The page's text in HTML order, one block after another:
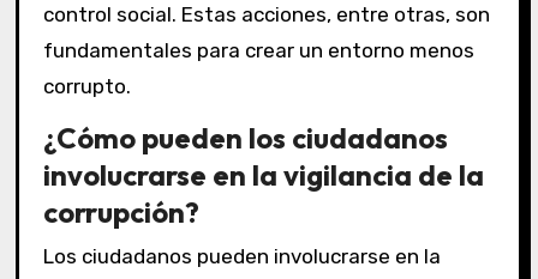
control social. Estas acciones, entre otras, son
fundamentales para crear un entorno menos
corrupto.
¿Cómo pueden los ciudadanos
involucrarse en la vigilancia de la
corrupción?
Los ciudadanos pueden involucrarse en la